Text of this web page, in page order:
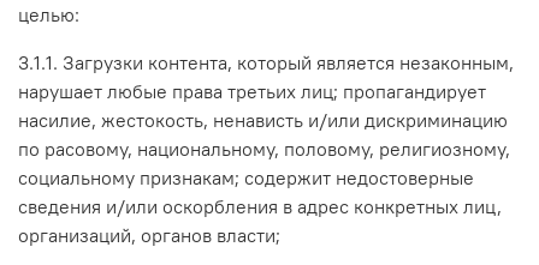
целью:
3.1.1. Загрузки контента, который является незаконным,
нарушает любые права третьих лиц; пропагандирует
насилие, жестокость, ненависть и/или дискриминацию
по расовому, национальному, половому, религиозному,
социальному признакам; содержит недостоверные
сведения и/или оскорбления в адрес конкретных лиц,
организаций, органов власти;